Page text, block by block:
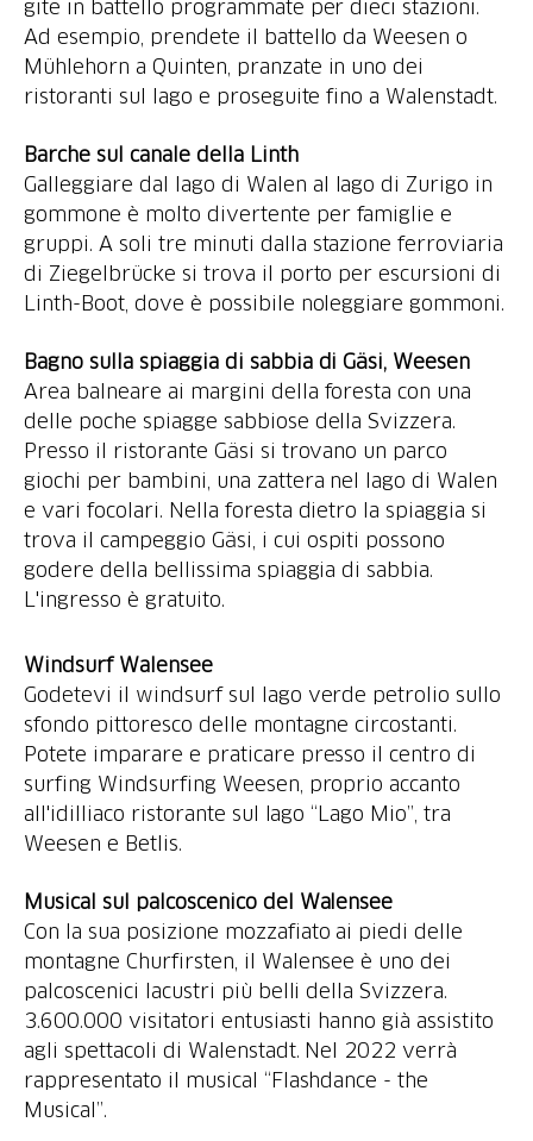
gite in battello programmate per dieci stazioni.
Ad esempio, prendete il battello da Weesen o
Mühlehorn a Quinten, pranzate in uno dei
ristoranti sul lago e proseguite fino a Walenstadt.
Barche sul canale della Linth
Galleggiare dal lago di Walen al lago di Zurigo in
gommone è molto divertente per famiglie e
gruppi. A soli tre minuti dalla stazione ferroviaria
di Ziegelbrücke si trova il porto per escursioni di
Linth-Boot, dove è possibile noleggiare gommoni.
Bagno sulla spiaggia di sabbia di Gäsi, Weesen
Area balneare ai margini della foresta con una
delle poche spiagge sabbiose della Svizzera.
Presso il ristorante Gäsi si trovano un parco
giochi per bambini, una zattera nel lago di Walen
e vari focolari. Nella foresta dietro la spiaggia si
trova il campeggio Gäsi, i cui ospiti possono
godere della bellissima spiaggia di sabbia.
Windsurf Walensee
Godetevi il windsurf sul lago verde petrolio sullo
sfondo pittoresco delle montagne circostanti.
Potete imparare e praticare presso il centro di
surfing Windsurfing Weesen, proprio accanto
all'idilliaco ristorante sul lago “Lago Mio”, tra
Weesen e Betlis.
Musical sul palcoscenico del Walensee
Con la sua posizione mozzafiato ai piedi delle
montagne Churfirsten, il Walensee è uno dei
palcoscenici lacustri più belli della Svizzera.
3.600.000 visitatori entusiasti hanno già assistito
agli spettacoli di Walenstadt. Nel 2022 verrà
rappresentato il musical “Flashdance - the
Musical”.